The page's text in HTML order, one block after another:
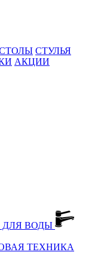
СТУЛЬЯ
АКЦИИ
ДЛЯ ВОДЫ
ТЕХНИКА